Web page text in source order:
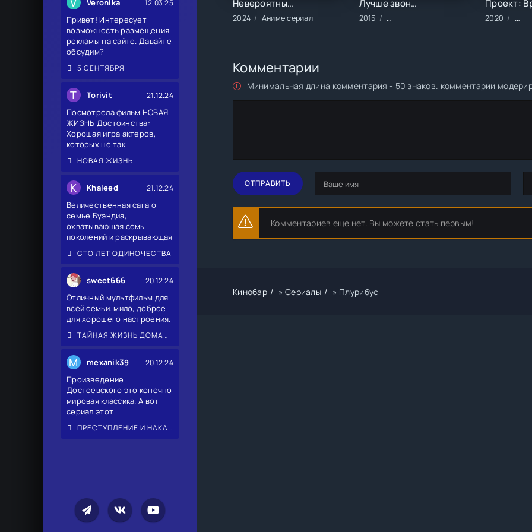
Veronika 12.03.25
Привет! Интересует
возможность размещения
рекламы на сайте. Давайте
обсудим?
5 СЕНТЯБРЯ
T Torivit 21.12.24
Посмотрела фильм НОВАЯ
ЖИЗНЬ Достоинства:
Хорошая игра актеров,
которых не так
НОВАЯ ЖИЗНЬ
K Khaleed 21.12.24
Величественная сага о
семье Буэндиа,
охватывающая семь
поколений и раскрывающая
СТО ЛЕТ ОДИНОЧЕСТВА
sweet666 20.12.24
Отличный мультфильм для
всей семьи. мило, доброе
для хорошего настроения.
ТАЙНАЯ ЖИЗНЬ ДОМАШНИХ ЖИВОТНЫХ 2
M mexanik39 20.12.24
Произведение
Достоевского это конечно
мировая классика. А вот
сериал этот
ПРЕСТУПЛЕНИЕ И НАКАЗАНИЕ
Невероятный танк проходит подземелья: Танк, обладающий редким навыком выносливости 9999, был изгнан из геройской группы (1 сезон)
2024 Аниме сериал
Лучше звоните Солу (1-6 сезон)
2015 Сериалы/Зарубежные/Драма/Криминал
2020
Комментарии
Минимальная длина комментария - 50 знаков. комментарии
ОТПРАВИТЬ
Комментариев еще нет. Вы можете стать первым!
Кинобар »Сериалы » Плурибус